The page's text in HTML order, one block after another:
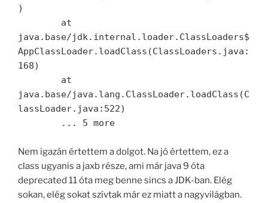
)
java.base/jdk.internal.loader.ClassLoaders$
AppClassLoader.loadClass(ClassLoaders.java:
168)
java.base/java.lang.ClassLoader.loadClass(C
lassLoader.java:522)
        ... 5 more
Nem igazán értettem a dolgot. Na jó értettem, ez a
class ugyanis a jaxb része, ami már java 9 óta
deprecated 11 óta meg benne sincs a JDK-ban. Elég
sokan, elég sokat szívtak már ez miatt a nagyvilágban.